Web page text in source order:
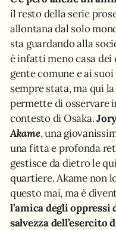
il resto della serie
allontana dal solo
sta guardando alla
è infatti meno casa
gente comune e ai
sempre stata, ma qui
permette di osservare
contesto di Osaka.
Akame, una
una fitta e profonda
gestisce da dietro le
quartiere. Akame non
questo mai, ma è
l’amica degli oppressi
salvezza dell’esercito